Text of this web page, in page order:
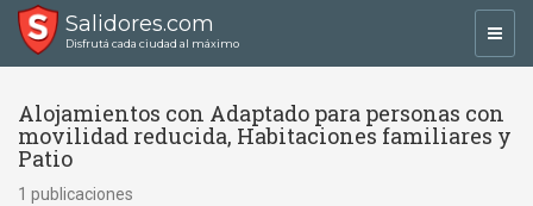
Salidores.com
Disfrutá cada ciudad al máximo
Alojamientos con Adaptado para personas con
movilidad reducida, Habitaciones familiares y
Patio
1 publicaciones